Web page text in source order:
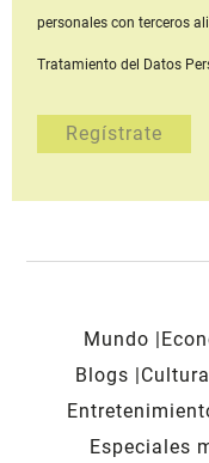
personales con terceros
Tratamiento del Datos
Mundo
Blogs
Cultura
Especiales